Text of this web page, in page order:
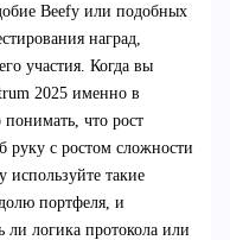
Beefy или подобных
наград,
участия. Когда вы
2025 именно в
что рост
руку с ростом сложности
используйте такие
портфеля, и
ли логика протокола или